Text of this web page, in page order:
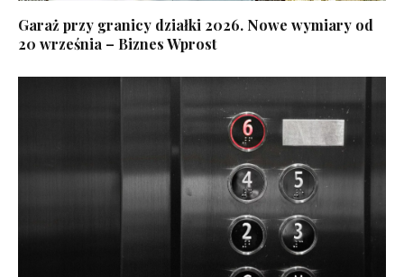
Garaż przy granicy działki 2026. Nowe wymiary od
20 września – Biznes Wprost